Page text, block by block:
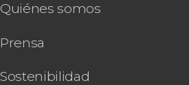
Entrada a Aquaria KLCC
Entrada al mirador de la Torre
PETRONAS de Malasia 2026
Quiénes somos
Prensa
Sostenibilidad